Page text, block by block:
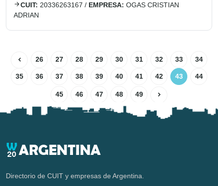
CUIT: 20336263167 / EMPRESA: OGAS CRISTIAN
ADRIAN
26 27 28 29 30 31 32 33 34
35 36 37 38 39 40 41 42 43 44
45 46 47 48 49
Directorio de CUIT y empresas de Argentina.